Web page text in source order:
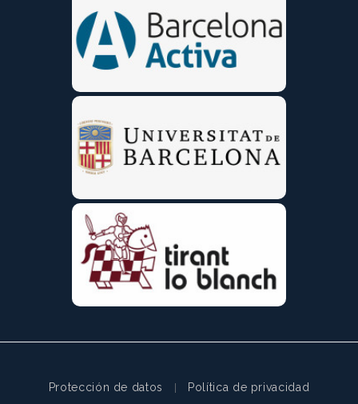
Protección de datos | Política de privacidad